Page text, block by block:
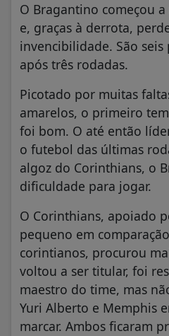
O Bragantino começou
e, graças à derrota,
invencibilidade. São
após três rodadas.
Picotado por muitas
amarelos, o primeiro
foi bom. O até então
o futebol das últimas
algoz do Corinthians, o
dificuldade para jogar.
O Corinthians, apoiado
pequeno em
corintianos, procurou
voltou a ser titular, foi
maestro do time, mas
Yuri Alberto e Memphis
marcar. Ambos ficaram